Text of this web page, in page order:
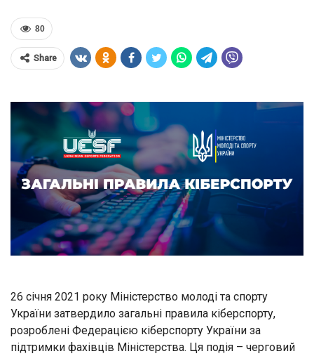
80
Share
26 січня 2021 року Міністерство молоді та спорту
України затвердило загальні правила кіберспорту,
розроблені Федерацією кіберспорту України за
підтримки фахівців Міністерства. Ця подія – черговий